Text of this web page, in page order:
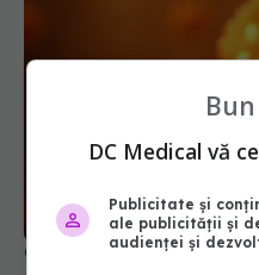
Ce este virusul
dacă te-a înțepat un
23 iul 2025, 11:48
DC Medical vă
Publicitate și
ale publicității și
audienței și